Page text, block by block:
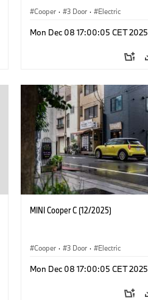
Cooper · 3 Door · Electric
Mon Dec 08 17:00:05 CET 2025
MINI Cooper C (12/2025)
Cooper · 3 Door · Electric
Mon Dec 08 17:00:05 CET 2025